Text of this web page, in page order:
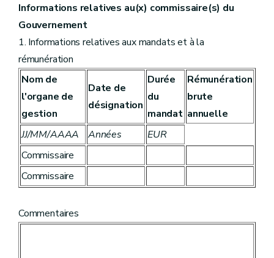
Informations relatives au(x) commissaire(s) du
Gouvernement
1. Informations relatives aux mandats et à la
rémunération
Nom de
l'organe de
gestion
Date de
désignation
Durée
du
mandat
Rémunération
brute
annuelle
JJ/MM/AAAA
Années
EUR
Commissaire
Commissaire
Commentaires